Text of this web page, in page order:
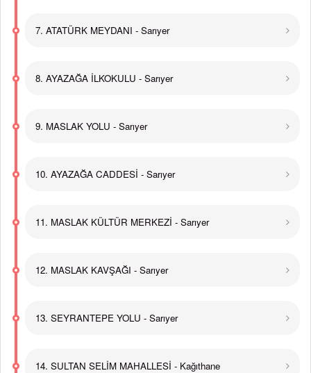
7. ATATÜRK MEYDANI - Sarıyer
8. AYAZAĞA İLKOKULU - Sarıyer
9. MASLAK YOLU - Sarıyer
10. AYAZAĞA CADDESİ - Sarıyer
11. MASLAK KÜLTÜR MERKEZİ - Sarıyer
12. MASLAK KAVŞAĞI - Sarıyer
13. SEYRANTEPE YOLU - Sarıyer
14. SULTAN SELİM MAHALLESİ - Kağıthane